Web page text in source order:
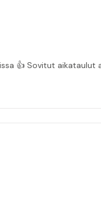
“Asiakasystävällinen